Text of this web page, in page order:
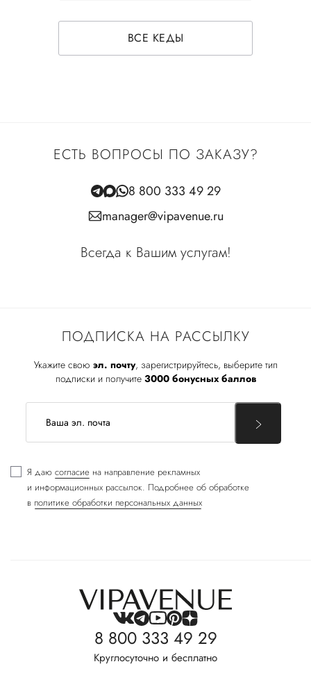
ВСЕ КЕДЫ
ПОДПИСКА НА РАССЫЛКУ
Укажите свою эл. почту, зарегистрируйтесь, выберите тип
подписки и получите 3000 бонусных баллов
Я даю согласие на направление рекламных
и информационных рассылок. Подробнее об обработке
в политике обработки персональных данных
ЕСТЬ ВОПРОСЫ ПО ЗАКАЗУ?
8 800 333 49 29
manager@vipavenue.ru
Всегда к Вашим услугам!
8 800 333 49 29
Круглосуточно и бесплатно